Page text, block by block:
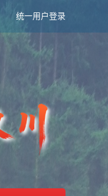
统一用户登录